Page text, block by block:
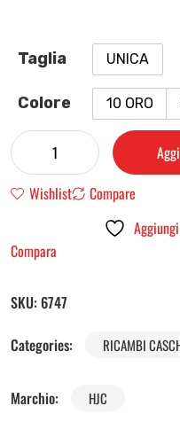
Taglia UNICA
Colore 10 ORO
Wishlist
Compare
Compara
SKU: 6747
Categories:
RICAMBI
Marchio: HJC